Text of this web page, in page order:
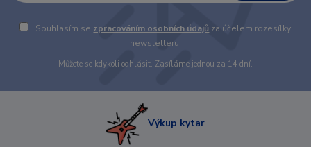
Souhlasím se zpracováním osobních údajů za účelem rozesílky
newsletteru.
Můžete se kdykoli odhlásit. Zasíláme jednou za 14 dní.
Výkup kytar